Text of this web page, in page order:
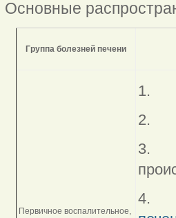
Основные
Группа болезней печени
Первичное воспалительное,
1.
2.
3.